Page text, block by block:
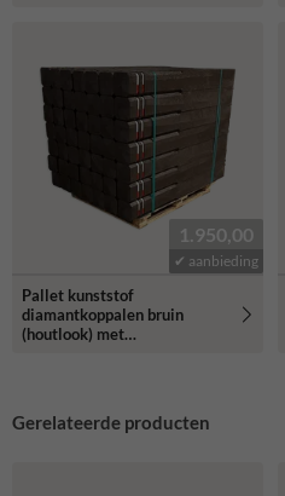
1.950,00
✔ aanbieding
Pallet kunststof
diamantkoppalen bruin
(houtlook) met
Gerelateerde producten